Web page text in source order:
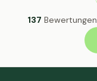
137 Bewertungen